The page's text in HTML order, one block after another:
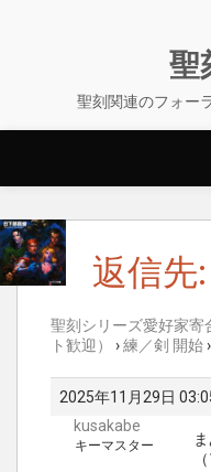
聖
聖刻関連のフォー
返信先
聖刻シリーズ愛好家寄
ト歓迎）
›練／剣 開始›
2025年11月29日
kusakabe
キーマスター